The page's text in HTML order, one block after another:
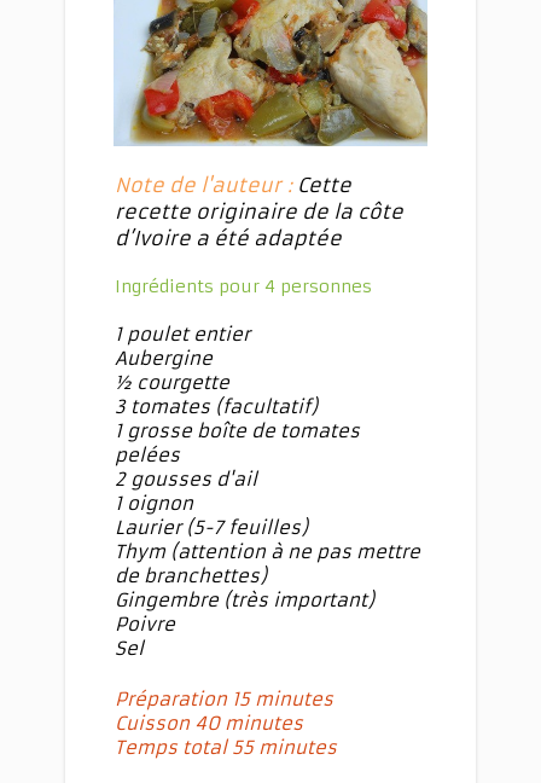
Note de l'auteur : Cette
recette originaire de la côte
d’Ivoire a été adaptée
Ingrédients pour 4 personnes
1 poulet entier
Aubergine
½ courgette
3 tomates (facultatif)
1 grosse boîte de tomates
pelées
2 gousses d'ail
1 oignon
Laurier (5-7 feuilles)
Thym (attention à ne pas mettre
de branchettes)
Gingembre (très important)
Poivre
Sel
Préparation 15 minutes
Cuisson 40 minutes
Temps total 55 minutes